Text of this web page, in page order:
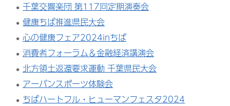
千葉交響楽団 第117回定期演奏会
健康ちば推進県民大会
心の健康フェア2024inちば
消費者フォーラム＆金融経済講演会
北方領土返還要求運動 千葉県民大会
アーバンスポーツ体験会
ちばハートフル・ヒューマンフェスタ2024